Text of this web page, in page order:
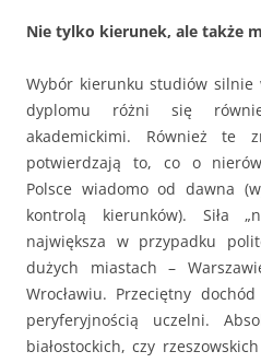
Nie tylko kierunek, ale także
Wybór kierunku studiów silnie
dyplomu różni się
akademickimi. Również te
potwierdzają to, co o
Polsce wiadomo od dawna
kontrolą kierunków). Siła
największa w przypadku
dużych miastach –
Wrocławiu. Przeciętny
peryferyjnością uczelni.
białostockich, czy